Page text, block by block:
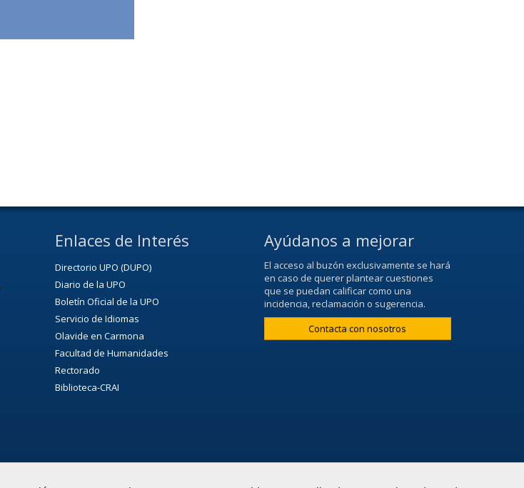
Enlaces de Interés
Directorio UPO (DUPO)
Diario de la UPO
Boletín Oficial de la UPO
Servicio de Idiomas
Olavide en Carmona
Facultad de Humanidades
Rectorado
Biblioteca-CRAI
Ayúdanos a mejorar
El acceso al buzón exclusivamente se hará
en caso de querer plantear cuestiones
que se puedan calificar como una
incidencia, reclamación o sugerencia.
Contacta con nosotros